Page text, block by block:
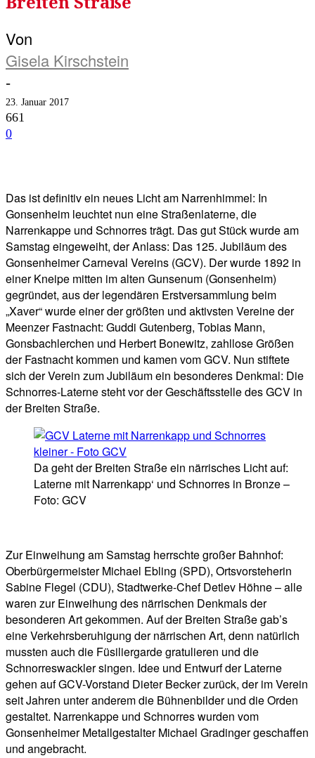
Von
Gisela Kirschstein
-
23. Januar 2017
661
0
Das ist definitiv ein neues Licht am Narrenhimmel: In
Gonsenheim leuchtet nun eine Straßenlaterne, die
Narrenkappe und Schnorres trägt. Das gut Stück wurde am
Samstag eingeweiht, der Anlass: Das 125. Jubiläum des
Gonsenheimer Carneval Vereins (GCV). Der wurde 1892 in
einer Kneipe mitten im alten Gunsenum (Gonsenheim)
gegründet, aus der legendären Erstversammlung beim
„Xaver“ wurde einer der größten und aktivsten Vereine der
Meenzer Fastnacht: Guddi Gutenberg, Tobias Mann,
Gonsbachlerchen und Herbert Bonewitz, zahllose Größen
der Fastnacht kommen und kamen vom GCV. Nun stiftete
sich der Verein zum Jubiläum ein besonderes Denkmal: Die
Schnorres-Laterne steht vor der Geschäftsstelle des GCV in
der Breiten Straße.
Da geht der Breiten Straße ein närrisches Licht auf:
Laterne mit Narrenkapp‘ und Schnorres in Bronze –
Foto: GCV
Zur Einweihung am Samstag herrschte großer Bahnhof:
Oberbürgermeister Michael Ebling (SPD), Ortsvorsteherin
Sabine Flegel (CDU), Stadtwerke-Chef Detlev Höhne – alle
waren zur Einweihung des närrischen Denkmals der
besonderen Art gekommen. Auf der Breiten Straße gab’s
eine Verkehrsberuhigung der närrischen Art, denn natürlich
mussten auch die Füsiliergarde gratulieren und die
Schnorreswackler singen. Idee und Entwurf der Laterne
gehen auf GCV-Vorstand Dieter Becker zurück, der im Verein
seit Jahren unter anderem die Bühnenbilder und die Orden
gestaltet. Narrenkappe und Schnorres wurden vom
Gonsenheimer Metallgestalter Michael Gradinger geschaffen
und angebracht.